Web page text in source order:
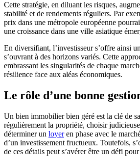
Cette stratégie, en diluant les risques,
stabilité et de rendements réguliers. Par
prix dans une métropole européenne
une croissance dans une ville asiatique
En diversifiant, l’investisseur s’offre ainsi
s’ouvrant à des horizons variés. Cette
embrassant les singularités de chaque
résilience face aux aléas économiques.
Le rôle d’une bonne
Un bien immobilier bien géré est la clé de
régulièrement la propriété, choisir
déterminer un loyeren phase avec le
d’un investissement fructueux. Toutefois,
de ces détails peut s’avérer être un défi